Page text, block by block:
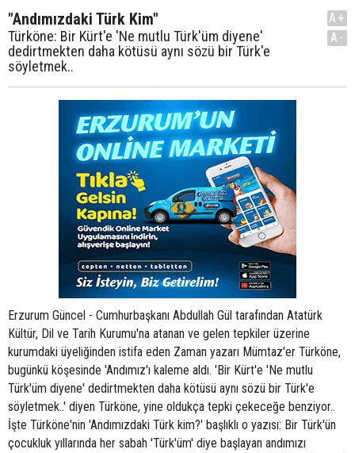
"Andımızdaki Türk Kim"
Türköne: Bir Kürt'e 'Ne mutlu Türk'üm diyene'
dedirtmekten daha kötüsü aynı sözü bir Türk'e
söyletmek..
A+
A-
Erzurum Güncel - Cumhurbaşkanı Abdullah Gül tarafından Atatürk
Kültür, Dil ve Tarih Kurumu'na atanan ve gelen tepkiler üzerine
kurumdaki üyeliğinden istifa eden Zaman yazarı Mümtaz'er Türköne,
bugünkü köşesinde 'Andımız'ı kaleme aldı. 'Bir Kürt'e 'Ne mutlu
Türk'üm diyene' dedirtmekten daha kötüsü aynı sözü bir Türk'e
söyletmek..' diyen Türköne, yine oldukça tepki çekeceğe benziyor..
İşte Türköne'nin 'Andımızdaki Türk kim?' başlıklı o yazısı: Bir Türk'ün
çocukluk yıllarında her sabah 'Türk'üm' diye başlayan andımızı